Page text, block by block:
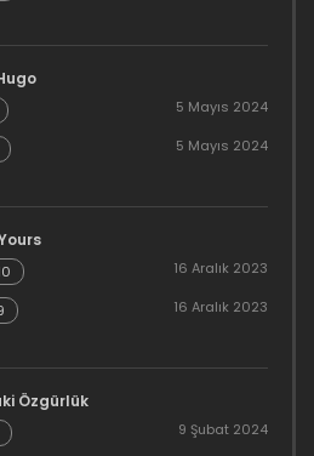
5 Mayıs 2024
5 Mayıs 2024
16 Aralık 2023
16 Aralık 2023
Özgürlük
9 Şubat 2024